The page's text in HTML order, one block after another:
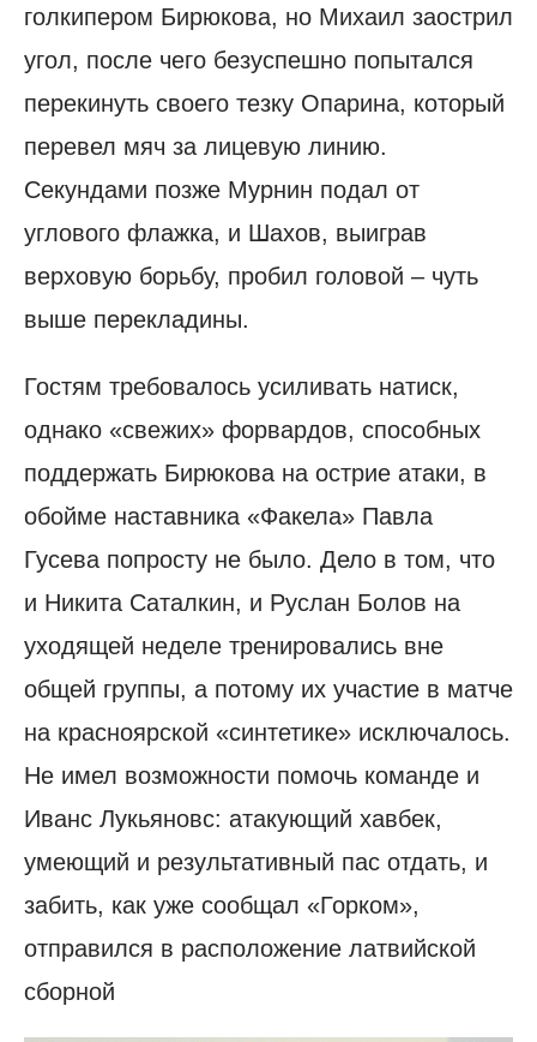
голкипером Бирюкова, но Михаил заострил
угол, после чего безуспешно попытался
перекинуть своего тезку Опарина, который
перевел мяч за лицевую линию.
Секундами позже Мурнин подал от
углового флажка, и Шахов, выиграв
верховую борьбу, пробил головой – чуть
выше перекладины.
Гостям требовалось усиливать натиск,
однако «свежих» форвардов, способных
поддержать Бирюкова на острие атаки, в
обойме наставника «Факела» Павла
Гусева попросту не было. Дело в том, что
и Никита Саталкин, и Руслан Болов на
уходящей неделе тренировались вне
общей группы, а потому их участие в матче
на красноярской «синтетике» исключалось.
Не имел возможности помочь команде и
Иванс Лукьяновс: атакующий хавбек,
умеющий и результативный пас отдать, и
забить, как уже сообщал «Горком»,
отправился в расположение латвийской
сборной